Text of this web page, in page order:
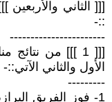
[[[ الثاني
::-
-----------------------
[[[ 1 ]]] من
الأول والثاني الآتي::-
---------